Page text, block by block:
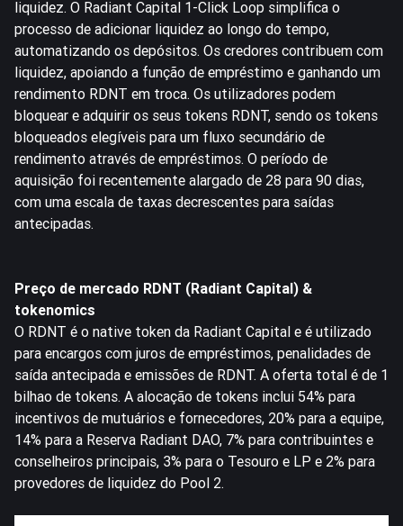
liquidez. O Radiant Capital 1-Click Loop simplifica o
processo de adicionar liquidez ao longo do tempo,
automatizando os depósitos. Os credores contribuem com
liquidez, apoiando a função de empréstimo e ganhando um
rendimento RDNT em troca. Os utilizadores podem
bloquear e adquirir os seus tokens RDNT, sendo os tokens
bloqueados elegíveis para um fluxo secundário de
rendimento através de empréstimos. O período de
aquisição foi recentemente alargado de 28 para 90 dias,
com uma escala de taxas decrescentes para saídas
antecipadas.
Preço de mercado RDNT (Radiant Capital) &
tokenomics
O RDNT é o native token da Radiant Capital e é utilizado
para encargos com juros de empréstimos, penalidades de
saída antecipada e emissões de RDNT. A oferta total é de 1
bilhao de tokens. A alocação de tokens inclui 54% para
incentivos de mutuários e fornecedores, 20% para a equipe,
14% para a Reserva Radiant DAO, 7% para contribuintes e
conselheiros principais, 3% para o Tesouro e LP e 2% para
provedores de liquidez do Pool 2.